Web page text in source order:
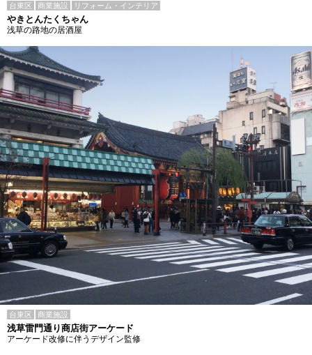
台東区 商業施設 リフォーム・インテリア
やきとんたくちゃん
浅草の路地の居酒屋
台東区 商業施設
浅草雷門通り商店街アーケード
アーケード改修に伴うデザイン監修